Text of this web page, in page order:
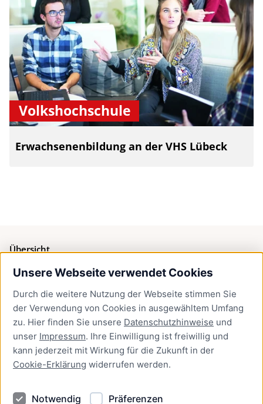
Unsere Webseite verwendet Cookies
Durch die weitere Nutzung der Webseite stimmen Sie
der Verwendung von Cookies in ausgewähltem Umfang
zu. Hier finden Sie unsere Datenschutzhinweise und
unser Impressum. Ihre Einwilligung ist freiwillig und
kann jederzeit mit Wirkung für die Zukunft in der
Cookie-Erklärung widerrufen werden.
Notwendig Präferenzen
Volkshochschule
Erwachsenenbildung an der VHS Lübeck
Übersicht
Bürgerservice
Presse
Newsletter Lübeck:kompakt
Kontakt
Kontakt
Datenschutzhinweise